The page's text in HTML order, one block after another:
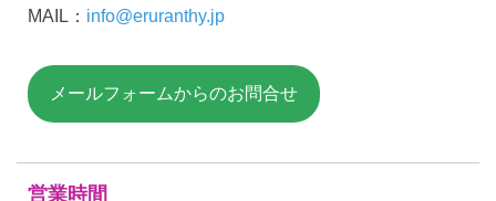
MAIL： info@eruranthy.jp
メールフォームからのお問合せ
営業時間